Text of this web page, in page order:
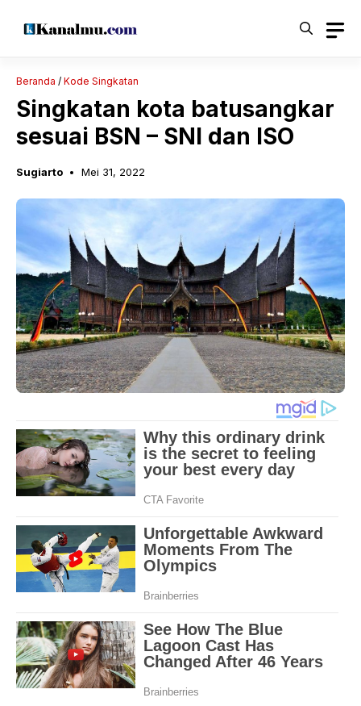
Beranda / Kode Singkatan
Singkatan kota batusangkar
sesuai BSN – SNI dan ISO
Sugiarto Mei 31, 2022